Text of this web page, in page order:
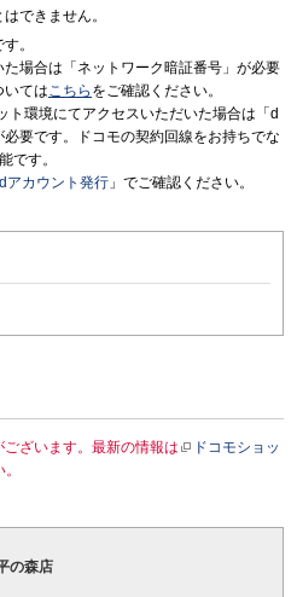
できません。
。
場合は「ネットワーク暗証番号」が必要
いてはこちら をご確認ください。
ト環境にてアクセスいただいた場合は「d
要です。ドコモの契約回線をお持ちでな
です。
dアカウント発行 」でご確認ください。
ざいます。最新の情報は
ドコモショッ
の森店